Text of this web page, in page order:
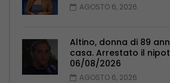
AGOSTO 6, 2026
Altino, donna di 89
casa. Arrestato il
06/08/2026
AGOSTO 6, 2026